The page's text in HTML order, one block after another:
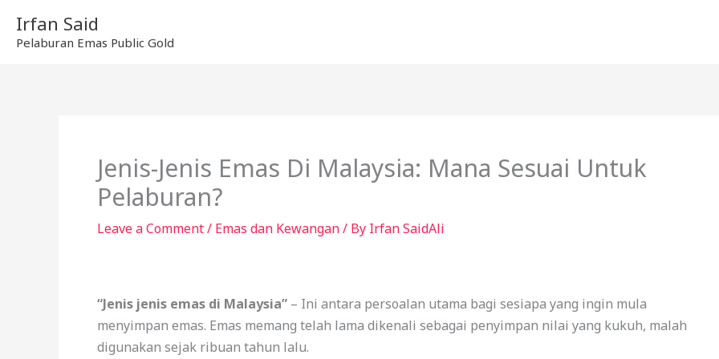
content
Irfan Said
Pelaburan Emas Public Gold
Jenis-Jenis Emas Di Malaysia: Mana Sesuai Untuk
Pelaburan?
Leave a Comment/ Emas dan Kewangan/ By Irfan SaidAli
“Jenis jenis emas di Malaysia” – Ini antara persoalan utama bagi sesiapa yang ingin mula
menyimpan emas. Emas memang telah lama dikenali sebagai penyimpan nilai yang kukuh, malah
digunakan sejak ribuan tahun lalu.